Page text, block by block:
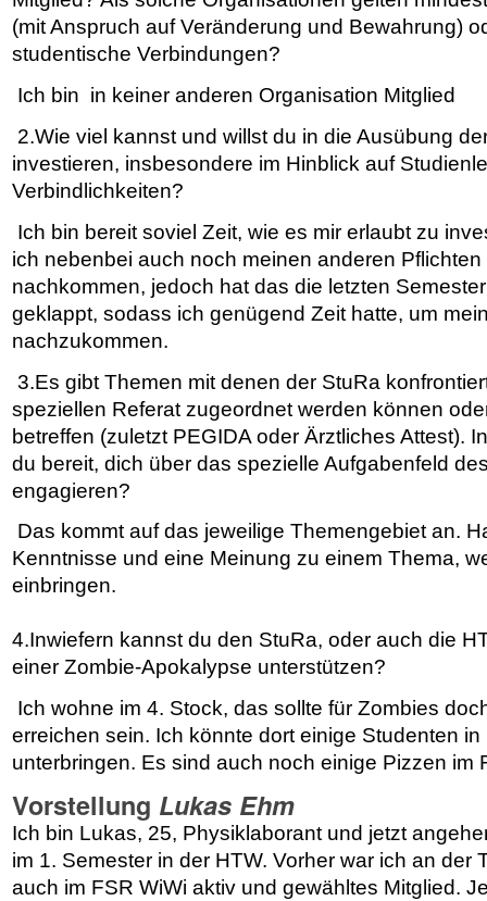
(mit Anspruch auf Veränderung und Bewahrung)
studentische Verbindungen?
Ich bin in keiner anderen Organisation Mitglied
2.Wie viel kannst und willst du in die Ausübung
investieren, insbesondere im Hinblick auf
Verbindlichkeiten?
Ich bin bereit soviel Zeit, wie es mir erlaubt zu
ich nebenbei auch noch meinen anderen
nachkommen, jedoch hat das die letzten
geklappt, sodass ich genügend Zeit hatte, um
nachzukommen.
3.Es gibt Themen mit denen der StuRa
speziellen Referat zugeordnet werden können
betreffen (zuletzt PEGIDA oder Ärztliches Attest).
du bereit, dich über das spezielle Aufgabenfeld
engagieren?
Das kommt auf das jeweilige Themengebiet an.
Kenntnisse und eine Meinung zu einem Thema,
einbringen.
4.Inwiefern kannst du den StuRa, oder auch die
einer Zombie-Apokalypse unterstützen?
Ich wohne im 4. Stock, das sollte für Zombies
erreichen sein. Ich könnte dort einige Studenten in
unterbringen. Es sind auch noch einige Pizzen im
Vorstellung Lukas Ehm
Ich bin Lukas, 25, Physiklaborant und jetzt
im 1. Semester in der HTW. Vorher war ich an der
auch im FSR WiWi aktiv und gewähltes Mitglied.